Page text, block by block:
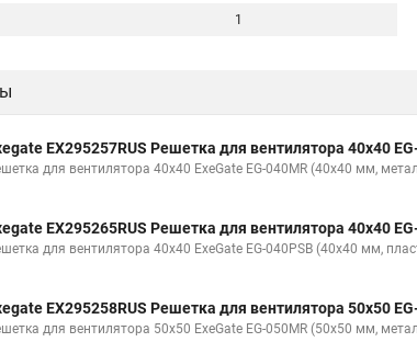
1
EX295257RUS Решетка для вентилятора 40x40
для вентилятора 40x40 ExeGate EG-040MR (40x40 мм,
EX295265RUS Решетка для вентилятора 40x40
для вентилятора 40x40 ExeGate EG-040PSB (40x40 мм,
EX295258RUS Решетка для вентилятора 50х50
для вентилятора 50х50 ExeGate EG-050MR (50x50 мм,